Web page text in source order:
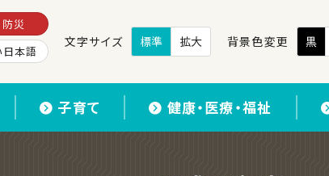
防災
日本語
文字サイズ 標準 拡大 背景色変更 黒
子育て 健康・医療・福祉